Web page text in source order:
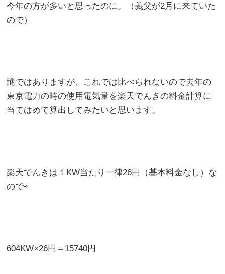
今年の方が多いと思ったのに。（義父が2月に来ていた
ので）
謎ではありますが、これでは比べられないので去年の
東京電力の時の使用電気量を楽天でんきの料金計算に
当てはめて算出してみたいと思います。
楽天でんきは１KW当たり一律26円（基本料金なし）な
ので⇨
604KW×26円＝15740円